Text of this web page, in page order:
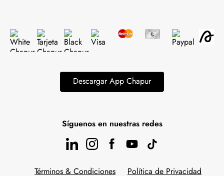
Descargar App Chapur
Síguenos en nuestras redes
Términos & Condiciones Política de Privacidad